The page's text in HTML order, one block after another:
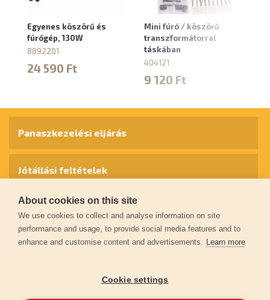
Egyenes köszörű és
fúrógép, 130W
8892201
24 590 Ft
Mini fúró / köszörű
transzformátorral
táskában
404121
9 120 Ft
Panaszkezelési eljárás
Jótállási feltételek
Személyes adatok védelme
Kapcsolat
Garancia regisztráció
About cookies on this site
We use cookies to collect and analyse information on site
performance and usage, to provide social media features and to
enhance and customise content and advertisements. Learn more
Cookie settings